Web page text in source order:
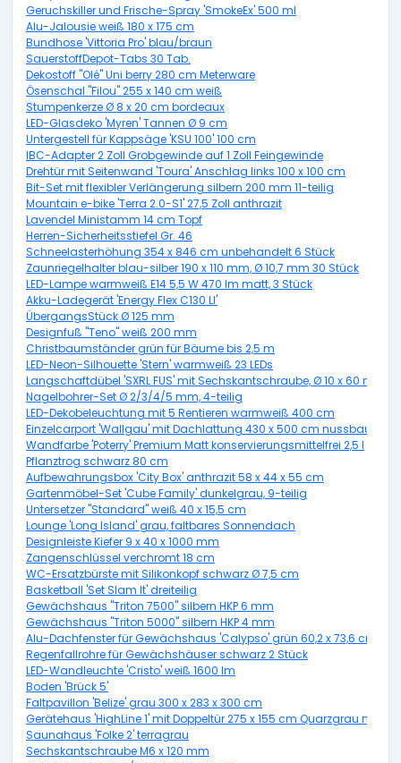
Geruchskiller und Frische-Spray 'SmokeEx' 500 ml
Alu-Jalousie weiß 180 x 175 cm
Bundhose 'Vittoria Pro' blau/braun
SauerstoffDepot-Tabs 30 Tab.
Dekostoff "Olé" Uni berry 280 cm Meterware
Ösenschal "Filou" 255 x 140 cm weiß
Stumpenkerze Ø 8 x 20 cm bordeaux
LED-Glasdeko 'Myren' Tannen Ø 9 cm
Untergestell für Kappsäge 'KSU 100' 100 cm
IBC-Adapter 2 Zoll Grobgewinde auf 1 Zoll Feingewinde
Drehtür mit Seitenwand 'Toura' Anschlag links 100 x 100 cm
Bit-Set mit flexibler Verlängerung silbern 200 mm 11-teilig
Mountain e-bike 'Terra 2.0-S1' 27,5 Zoll anthrazit
Lavendel Ministamm 14 cm Topf
Herren-Sicherheitsstiefel Gr. 46
Schneelasterhöhung 354 x 846 cm unbehandelt 6 Stück
Zaunriegelhalter blau-silber 190 x 110 mm, Ø 10,7 mm 30 Stück
LED-Lampe warmweiß E14 5,5 W 470 lm matt, 3 Stück
Akku-Ladegerät 'Energy Flex C130 LI'
ÜbergangsStück Ø 125 mm
Designfuß "Teno" weiß 200 mm
Christbaumständer grün für Bäume bis 2,5 m
LED-Neon-Silhouette 'Stern' warmweiß 23 LEDs
Langschaftdübel 'SXRL FUS' mit Sechskantschraube, Ø 10 x 60 mm,
Nagelbohrer-Set Ø 2/3/4/5 mm, 4-teilig
LED-Dekobeleuchtung mit 5 Rentieren warmweiß 400 cm
Einzelcarport 'Wallgau' mit Dachlattung 430 x 500 cm nussbaum
Wandfarbe 'Poterry' Premium Matt konservierungsmittelfrei 2,5 l
Pflanztrog schwarz 80 cm
Aufbewahrungsbox 'City Box' anthrazit 58 x 44 x 55 cm
Gartenmöbel-Set 'Cube Family' dunkelgrau, 9-teilig
Untersetzer "Standard" weiß 40 x 15,5 cm
Lounge 'Long Island' grau, faltbares Sonnendach
Designleiste Kiefer 9 x 40 x 1000 mm
Zangenschlüssel verchromt 18 cm
WC-Ersatzbürste mit Silikonkopf schwarz Ø 7,5 cm
Basketball 'Set Slam It' dreiteilig
Gewächshaus "Triton 7500" silbern HKP 6 mm
Gewächshaus "Triton 5000" silbern HKP 4 mm
Alu-Dachfenster für Gewächshaus 'Calypso' grün 60,2 x 73,6 cm
Regenfallrohre für Gewächshäuser schwarz 2 Stück
LED-Wandleuchte 'Cristo' weiß 1600 lm
Boden 'Brück 5'
Faltpavillon 'Belize' grau 300 x 283 x 300 cm
Gerätehaus 'HighLine 1' mit Doppeltür 275 x 155 cm Quarzgrau
Saunahaus 'Folke 2' terragrau
Sechskantschraube M6 x 120 mm